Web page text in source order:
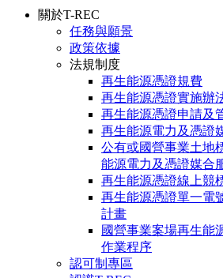
關於T-REC
任務與願景
政策依據
法規制度
再生能源憑證規費
再生能源憑證實施辦
再生能源憑證申請及
再生能源電力及憑證
公有或國營事業土地
能源電力及憑證媒合
再生能源憑證線上競
再生能源憑證單一電
計畫
國營事業案場再生能
作業程序
認可制專區